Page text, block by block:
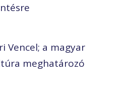
Vencel; a magyar
meghatározó